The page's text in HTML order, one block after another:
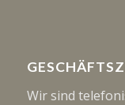
Wir sind